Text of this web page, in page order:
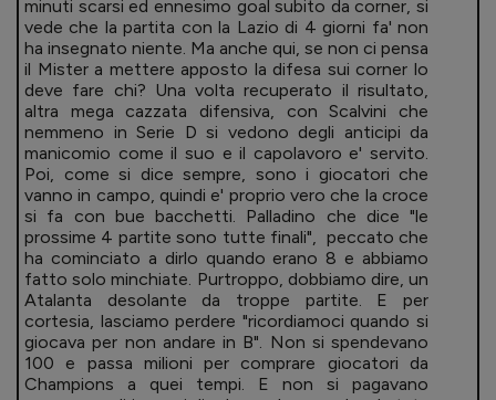
minuti scarsi ed ennesimo goal subito da corner, si
vede che la partita con la Lazio di 4 giorni fa' non
ha insegnato niente. Ma anche qui, se non ci pensa
il Mister a mettere apposto la difesa sui corner lo
deve fare chi? Una volta recuperato il risultato,
altra mega cazzata difensiva, con Scalvini che
nemmeno in Serie D si vedono degli anticipi da
manicomio come il suo e il capolavoro e' servito.
Poi, come si dice sempre, sono i giocatori che
vanno in campo, quindi e' proprio vero che la croce
si fa con bue bacchetti. Palladino che dice "le
prossime 4 partite sono tutte finali", peccato che
ha cominciato a dirlo quando erano 8 e abbiamo
fatto solo minchiate. Purtroppo, dobbiamo dire, un
Atalanta desolante da troppe partite. E per
cortesia, lasciamo perdere "ricordiamoci quando si
giocava per non andare in B". Non si spendevano
100 e passa milioni per comprare giocatori da
Champions a quei tempi. E non si pagavano